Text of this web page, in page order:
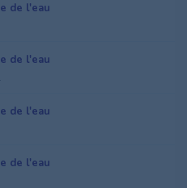
de l'eau
de l'eau
de l'eau
de l'eau